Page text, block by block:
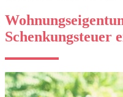
Schenkungsteuer